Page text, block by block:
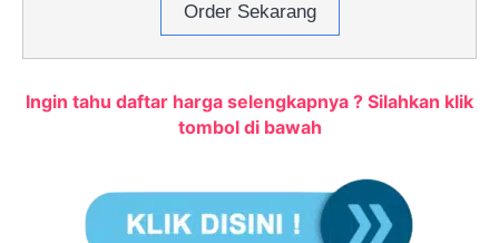
Order Sekarang
Ingin tahu daftar harga selengkapnya ? Silahkan klik
tombol di bawah